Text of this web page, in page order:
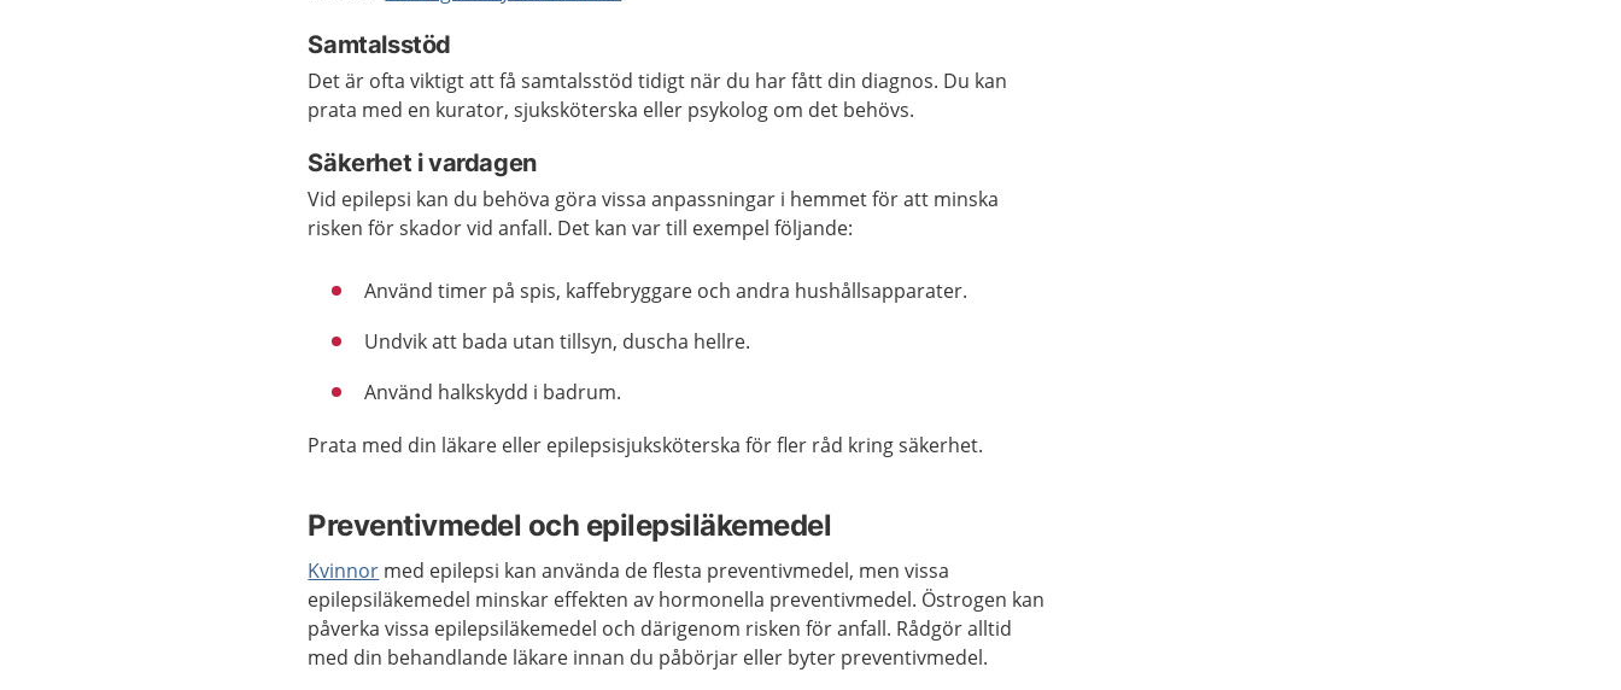
Samtalsstöd
Det är ofta viktigt att få samtalsstöd tidigt när du har fått din diagnos. Du kan
prata med en kurator, sjuksköterska eller psykolog om det behövs.
Säkerhet i vardagen
Vid epilepsi kan du behöva göra vissa anpassningar i hemmet för att minska
risken för skador vid anfall. Det kan var till exempel följande:
Använd timer på spis, kaffebryggare och andra hushållsapparater.
Undvik att bada utan tillsyn, duscha hellre.
Använd halkskydd i badrum.
Prata med din läkare eller epilepsisjuksköterska för fler råd kring säkerhet.
Preventivmedel och epilepsiläkemedel
Kvinnor med epilepsi kan använda de flesta preventivmedel, men vissa
epilepsiläkemedel minskar effekten av hormonella preventivmedel. Östrogen kan
påverka vissa epilepsiläkemedel och därigenom risken för anfall. Rådgör alltid
med din behandlande läkare innan du påbörjar eller byter preventivmedel.